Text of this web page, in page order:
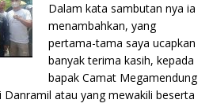
Dalam kata sambutan nya ia
menambahkan, yang
pertama-tama saya ucapkan
banyak terima kasih, kepada
bapak Camat Megamendung
Danramil atau yang mewakili beserta